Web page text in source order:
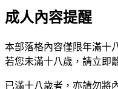
成人內容提醒
本部落格內容僅限年滿十
若您未滿十八歲，請立即
已滿十八歲者，亦請勿將